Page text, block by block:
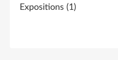
Expositions (1)